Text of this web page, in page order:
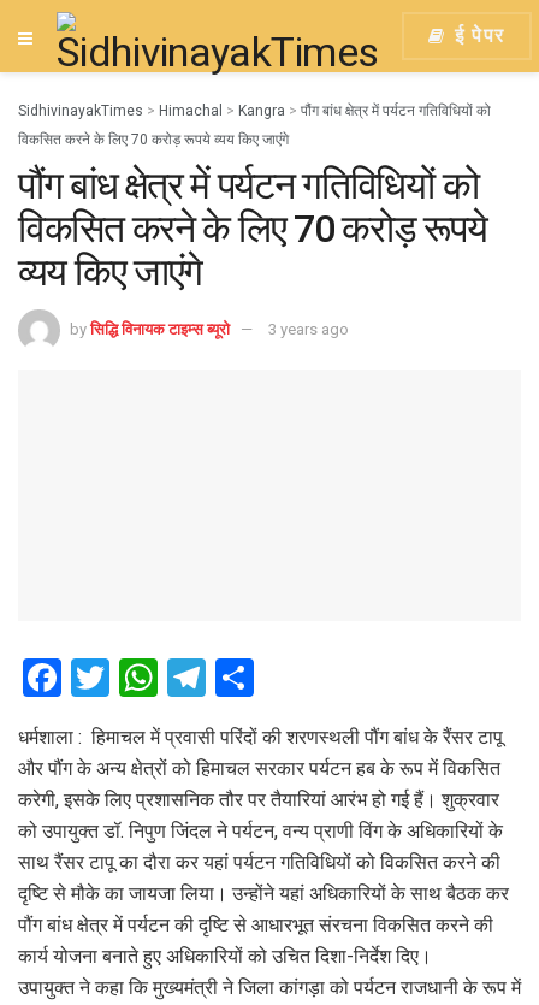
ई पेपर
SidhivinayakTimes > Himachal > Kangra > पौंग बांध क्षेत्र में पर्यटन गतिविधियों को
विकसित करने के लिए 70 करोड़ रूपये व्यय किए जाएंगे
पौंग बांध क्षेत्र में पर्यटन गतिविधियों को
विकसित करने के लिए 70 करोड़ रूपये
व्यय किए जाएंगे
by सिद्धि विनायक टाइम्स ब्यूरो 3 years ago
F
ce
b
o
o
k
T
tt
er
W
h
at
s
A
p
p
T
el
e
gr
a
m
h
ar
e
धर्मशाला : हिमाचल में प्रवासी परिंदों की शरणस्थली पौंग बांध के रैंसर टापू
और पौंग के अन्य क्षेत्रों को हिमाचल सरकार पर्यटन हब के रूप में विकसित
करेगी, इसके लिए प्रशासनिक तौर पर तैयारियां आरंभ हो गई हैं। शुक्रवार
को उपायुक्त डॉ. निपुण जिंदल ने पर्यटन, वन्य प्राणी विंग के अधिकारियों के
साथ रैंसर टापू का दौरा कर यहां पर्यटन गतिविधियों को विकसित करने की
दृष्टि से मौके का जायजा लिया। उन्होंने यहां अधिकारियों के साथ बैठक कर
पौंग बांध क्षेत्र में पर्यटन की दृष्टि से आधारभूत संरचना विकसित करने की
कार्य योजना बनाते हुए अधिकारियों को उचित दिशा-निर्देश दिए।
उपायुक्त ने कहा कि मुख्यमंत्री ने जिला कांगड़ा को पर्यटन राजधानी के रूप में